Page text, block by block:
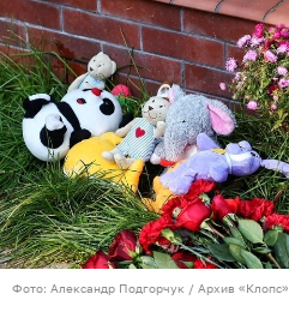
Фото: Александр Подгорчук / Архив «Клопс»